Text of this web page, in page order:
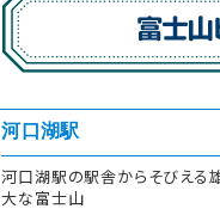
河口湖駅
河口湖駅の駅舎からそびえる
大な富士山